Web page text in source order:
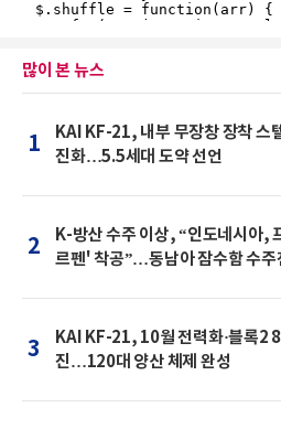
많이 본 뉴스
1
KAI KF-21, 내부 무장창 장착 스
진화…5.5세대 도약 선언
2
K-방산 수주 이상, “인도네시아,
르펜' 착공”…동남아 잠수함 수주
3
KAI KF-21, 10월 전력화·블록2
진…120대 양산 체제 완성